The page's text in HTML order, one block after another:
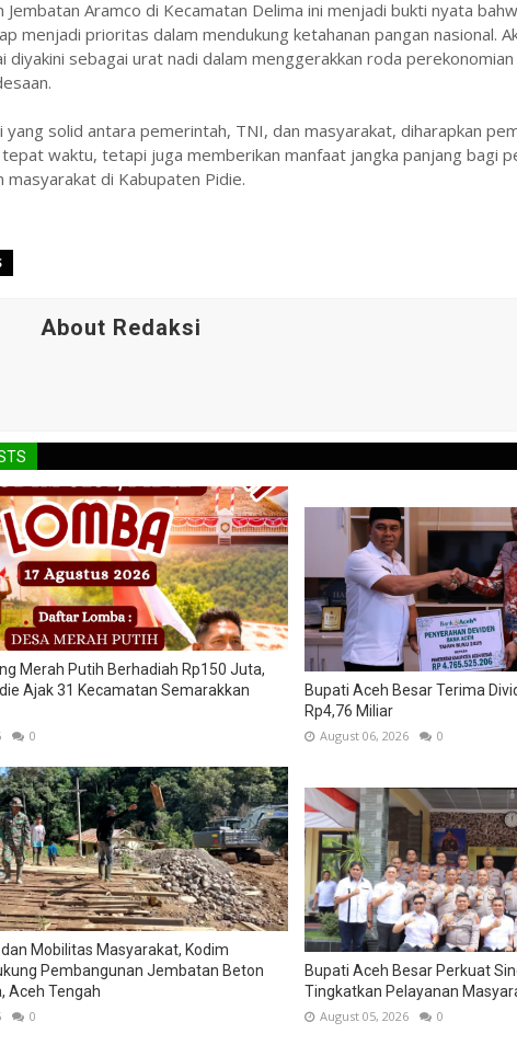
Jembatan Aramco di Kecamatan Delima ini menjadi bukti nyata
menjadi prioritas dalam mendukung ketahanan pangan nasional.
diyakini sebagai urat nadi dalam menggerakkan roda
yang solid antara pemerintah, TNI, dan masyarakat, diharapkan
waktu, tetapi juga memberikan manfaat jangka panjang bagi
masyarakat di Kabupaten Pidie.
About Redaksi
Merah Putih Berhadiah Rp150 Juta,
Ajak 31 Kecamatan Semarakkan
0
Bupati Aceh Besar Terima
Rp4,76 Miliar
August 06, 2026 0
Mobilitas Masyarakat, Kodim
Pembangunan Jembatan Beton
Aceh Tengah
0
Bupati Aceh Besar Perkuat
Tingkatkan Pelayanan
August 05, 2026 0